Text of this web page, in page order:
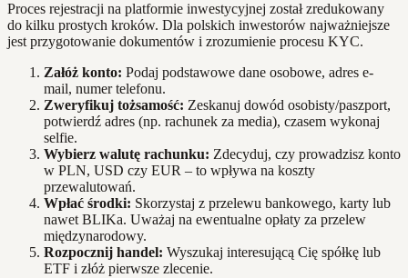
Proces rejestracji na platformie inwestycyjnej został zredukowany
do kilku prostych kroków. Dla polskich inwestorów najważniejsze
jest przygotowanie dokumentów i zrozumienie procesu KYC.
Załóż konto: Podaj podstawowe dane osobowe, adres e-
mail, numer telefonu.
Zweryfikuj tożsamość: Zeskanuj dowód osobisty/paszport,
potwierdź adres (np. rachunek za media), czasem wykonaj
selfie.
Wybierz walutę rachunku: Zdecyduj, czy prowadzisz konto
w PLN, USD czy EUR – to wpływa na koszty
przewalutowań.
Wpłać środki: Skorzystaj z przelewu bankowego, karty lub
nawet BLIKa. Uważaj na ewentualne opłaty za przelew
międzynarodowy.
Rozpocznij handel: Wyszukaj interesującą Cię spółkę lub
ETF i złóż pierwsze zlecenie.